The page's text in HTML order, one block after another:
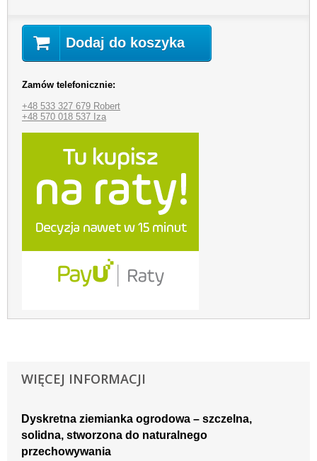
Dodaj do koszyka
Zamów telefonicznie:
+48 533 327 679 Robert
+48 570 018 537 Iza
WIĘCEJ INFORMACJI
Dyskretna ziemianka ogrodowa – szczelna,
solidna, stworzona do naturalnego
przechowywania